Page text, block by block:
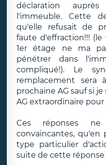
déclaration
l'immeuble. Cette
qu'elle refusait de
faute d'effraction!!!
1er étage ne ma
pénétrer dans
compliqué!). Le
remplacement
prochaine AG sauf si
AG extraordinaire pour
Ces réponses
convaincantes, qu'en
type particulier
suite de cette réponse